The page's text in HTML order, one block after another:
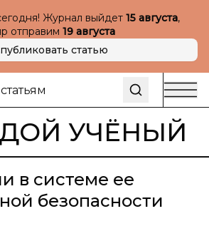
Журнал выйдет 15 августа,
отправим 19 августа
статью
УЧЁНЫЙ
в системе ее
безопасности